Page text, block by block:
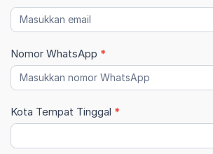
Nomor WhatsApp *
Kota Tempat Tinggal *